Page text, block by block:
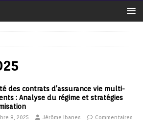
des contrats d’assurance vie multi-
: Analyse du régime et stratégies
8, 2025 Jérôme Ibanes
Commentaires